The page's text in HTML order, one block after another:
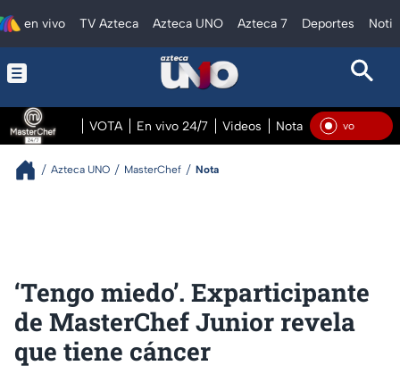
en vivo TV Azteca Azteca UNO Azteca 7 Deportes
VOTA En vivo 24/7 Videos Notas En vivo En
Azteca UNO MasterChef Nota
‘Tengo miedo’. Exparticipante
de MasterChef Junior revela
que tiene cáncer